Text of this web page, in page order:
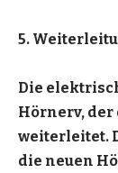
5.
Die
Hörnerv, der
weiterleitet.
die neuen